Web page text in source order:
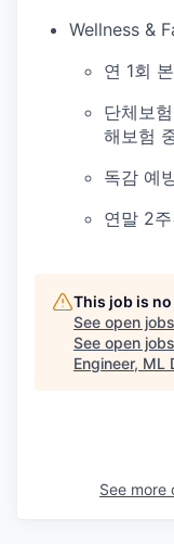
Wellness &
연 1회
단체보
해보험
독감 예
연말 2
This job is
See open
See open
Engineer, ML
See more